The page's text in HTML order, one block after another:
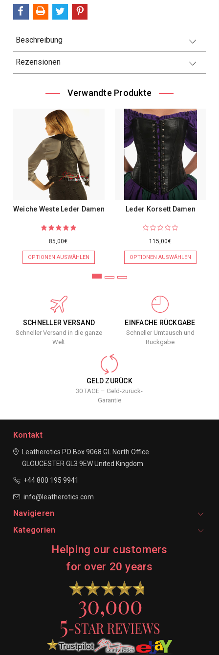
Beschreibung
Rezensionen
Verwandte Produkte
Weiche Weste Leder Damen
85,00€
OPTIONEN AUSWÄHLEN
Leder Korsett Damen
115,00€
OPTIONEN AUSWÄHLEN
SCHNELLER VERSAND
Schneller Versand in die ganze
Welt
EINFACHE RÜCKGABE
Schneller Umtausch und
Rückgabe
GELD ZURÜCK
30 TAGE – Geld-zurück-
Garantie
Kontakt
Leatherotics PO Box 9068 GL North Office
GLOUCESTERGL3 9EWUnited Kingdom
+44 800 195 9941
info@leatherotics.com
Navigieren
Kategorien
Helping our customers
for over 20 years